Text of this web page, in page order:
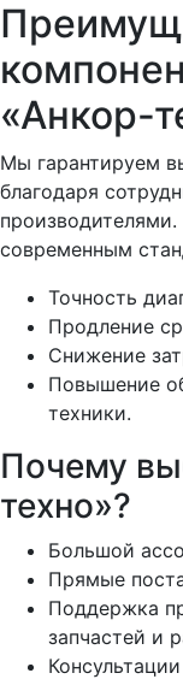
«Анкор-
Мы гарантируем
благодаря
современным
Точность
Продление
Снижение
Повышение
техники.
Почему
техно»?
Большой
Прямые
Поддержка
запчастей и